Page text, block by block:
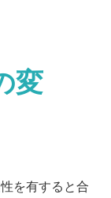
変
を有すると合